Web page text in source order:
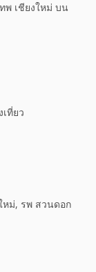
พ เชียงใหม่ บน
ที่ยว
หม่, รพ สวนดอก